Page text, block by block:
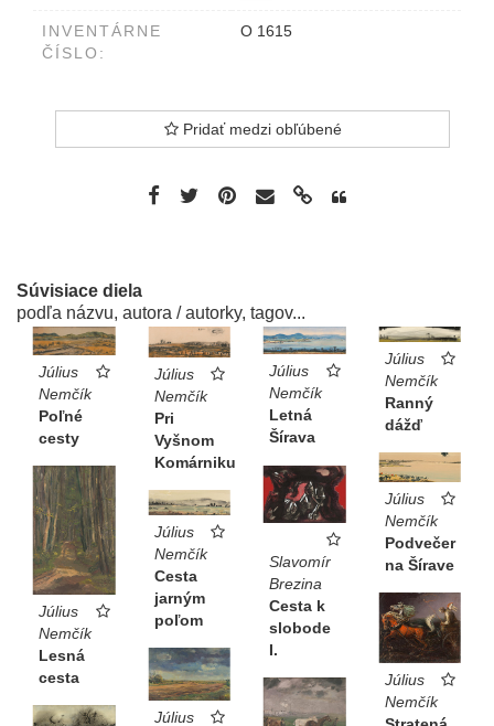
INVENTÁRNE
ČÍSLO:
O 1615
Pridať medzi obľúbené
Súvisiace diela
podľa názvu, autora / autorky, tagov...
Július
Nemčík
Poľné
cesty
Július
Nemčík
Pri
Vyšnom
Komárniku
Július
Nemčík
Letná
Šírava
Július
Nemčík
Ranný
dážď
Július
Nemčík
Podvečer
na Šírave
Slavomír
Brezina
Cesta k
slobode
I.
Július
Nemčík
Lesná
cesta
Július
Nemčík
Cesta
jarným
poľom
Július
Nemčík
Július